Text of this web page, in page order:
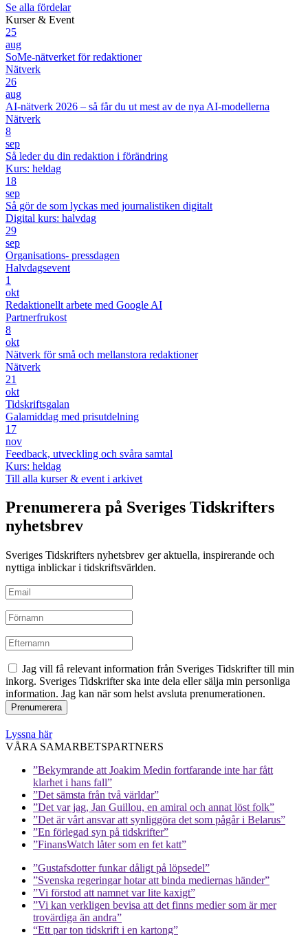
Se alla fördelar
Kurser & Event
25
aug
SoMe-nätverket för redaktioner
Nätverk
26
aug
AI-nätverk 2026 – så får du ut mest av de nya AI-modellerna
Nätverk
8
sep
Så leder du din redaktion i förändring
Kurs: heldag
18
sep
Så gör de som lyckas med journalistiken digitalt
Digital kurs: halvdag
29
sep
Organisations- pressdagen
Halvdagsevent
1
okt
Redaktionellt arbete med Google AI
Partnerfrukost
8
okt
Nätverk för små och mellanstora redaktioner
Nätverk
21
okt
Tidskriftsgalan
Galamiddag med prisutdelning
17
nov
Feedback, utveckling och svåra samtal
Kurs: heldag
Till alla kurser & event i arkivet
Prenumerera på Sveriges Tidskrifters
nyhetsbrev
Sveriges Tidskrifters nyhetsbrev ger aktuella, inspirerande och
nyttiga inblickar i tidskriftsvärlden.
Jag vill få relevant information från Sveriges Tidskrifter till min
inkorg. Sveriges Tidskrifter ska inte dela eller sälja min personliga
information. Jag kan när som helst avsluta prenumerationen.
Lyssna här
VÅRA SAMARBETSPARTNERS
”Bekymrande att Joakim Medin fortfarande inte har fått
klarhet i hans fall”
”Det sämsta från två världar”
”Det var jag, Jan Guillou, en amiral och annat löst folk”
”Det är vårt ansvar att synliggöra det som pågår i Belarus”
”En förlegad syn på tidskrifter”
”FinansWatch låter som en fet katt”
”Gustafsdotter funkar dåligt på löpsedel”
”Svenska regeringar hotar att binda mediernas händer”
”Vi förstod att namnet var lite kaxigt”
”Vi kan verkligen bevisa att det finns medier som är mer
trovärdiga än andra”
“Ett par ton tidskrift i en kartong”